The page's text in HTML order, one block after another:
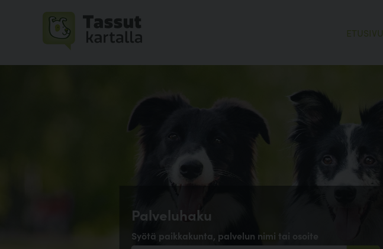
ETUSIVU
Palveluhaku
Syötä paikkakunta, palvelun nimi tai osoite